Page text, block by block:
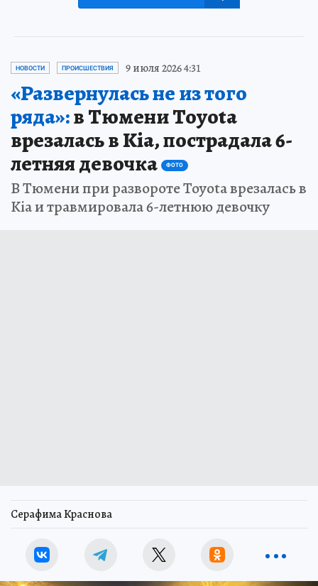
НОВОСТИ ПРОИСШЕСТВИЯ 9 июля 2026 4:31
«Развернулась не из того
ряда»:в Тюмени Toyota
врезалась в Kia, пострадала 6-
летняя девочка
ФОТО
В Тюмени при развороте Toyota врезалась в
Kia и травмировала 6-летнюю девочку
Серафима Краснова